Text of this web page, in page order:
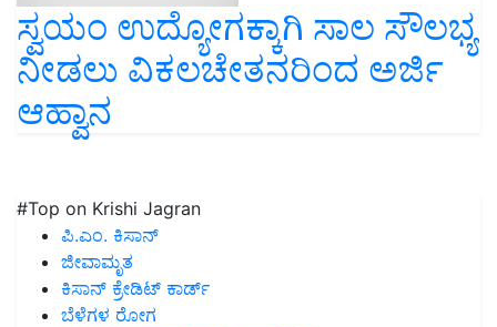
ಸ್ವಯಂ ಉದ್ಯೋಗಕ್ಕಾಗಿ ಸಾಲ ಸೌಲಭ್ಯ
ನೀಡಲು ವಿಕಲಚೇತನರಿಂದ ಅರ್ಜಿ
ಆಹ್ವಾನ
#Top on Krishi Jagran
ಪಿ.ಎಂ. ಕಿಸಾನ್
ಜೀವಾಮೃತ
ಕಿಸಾನ್ ಕ್ರೇಡಿಟ್ ಕಾರ್ಡ್
ಬೆಳೆಗಳ ರೋಗ